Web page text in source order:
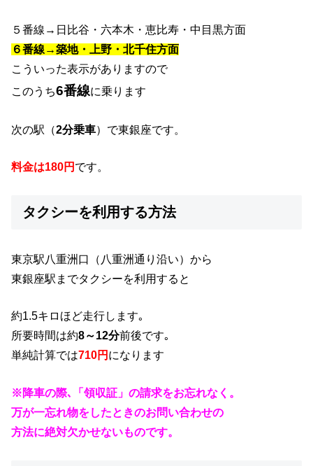
５番線→日比谷・六本木・恵比寿・中目黒方面
６番線→築地・上野・北千住方面
こういった表示がありますので
このうち6番線に乗ります
次の駅（2分乗車）で東銀座です。
料金は180円 です。
タクシーを利用する方法
東京駅八重洲口（八重洲通り沿い）から
東銀座駅までタクシーを利用すると
約1.5キロほど走行します｡
所要時間は約8～12分前後です｡
単純計算では710円 になります
※降車の際､「領収証」の請求をお忘れなく。
万が一忘れ物をしたときのお問い合わせの
方法に絶対欠かせないものです。